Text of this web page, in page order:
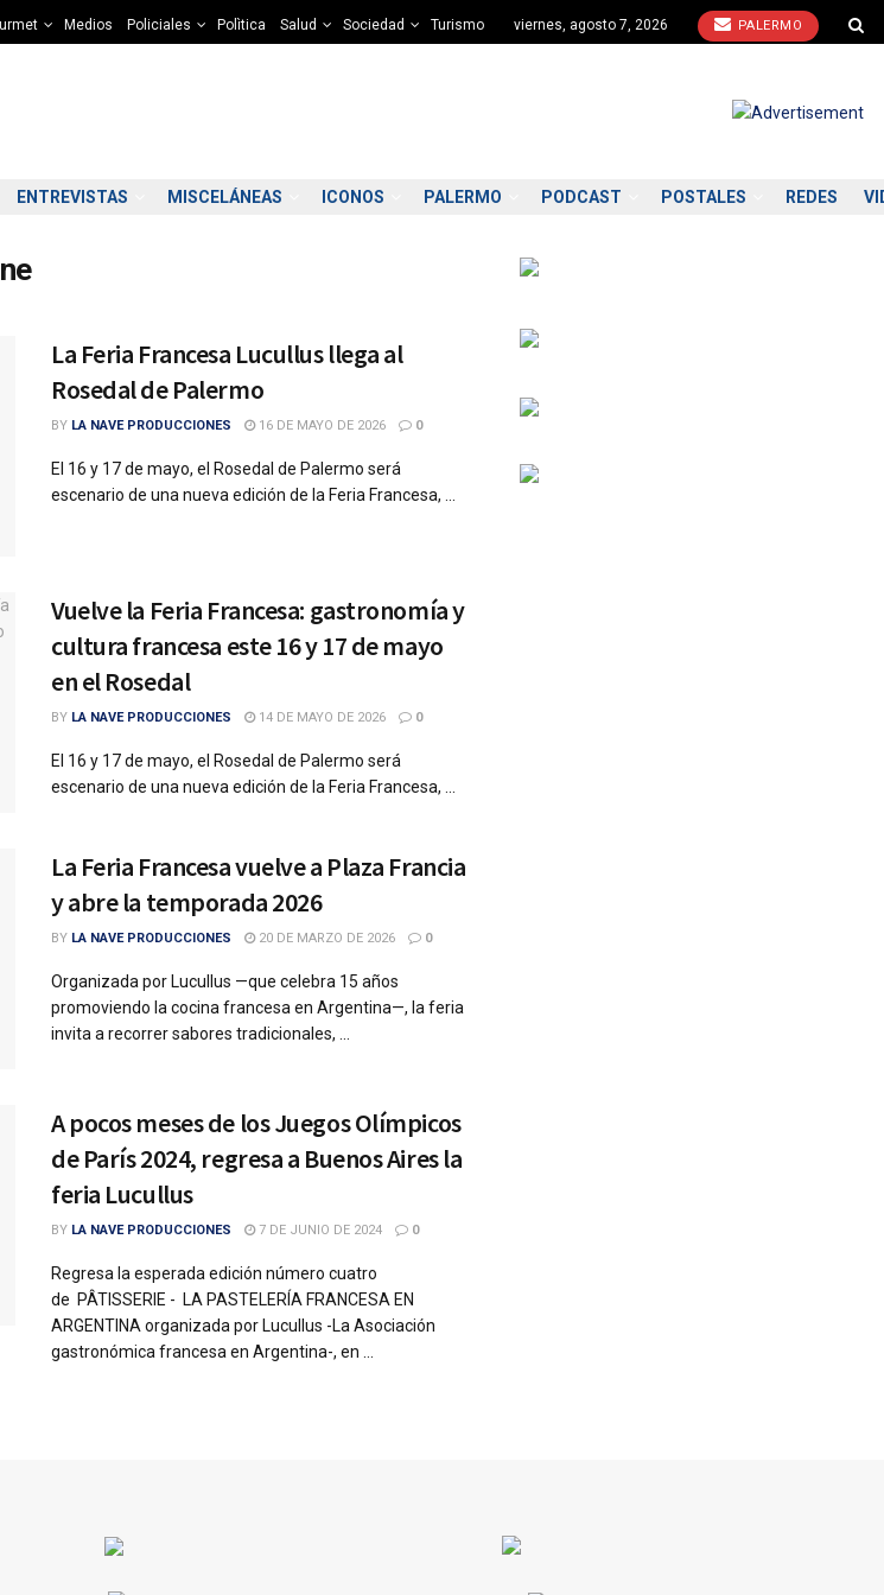
Medios Policiales Polìtica Salud Sociedad Turismo viernes, agosto 7, 2026 PALERMO
ENTREVISTAS MISCELÁNEAS ICONOS PALERMO PODCAST POSTALES REDES
La Feria Francesa Lucullus llega al
Rosedal de Palermo
BY LA NAVE PRODUCCIONES 16 DE MAYO DE 2026 0
El 16 y 17 de mayo, el Rosedal de Palermo será
escenario de una nueva edición de la Feria Francesa, ...
Vuelve la Feria Francesa: gastronomía y
cultura francesa este 16 y 17 de mayo
en el Rosedal
BY LA NAVE PRODUCCIONES 14 DE MAYO DE 2026 0
El 16 y 17 de mayo, el Rosedal de Palermo será
escenario de una nueva edición de la Feria Francesa, ...
La Feria Francesa vuelve a Plaza Francia
y abre la temporada 2026
BY LA NAVE PRODUCCIONES 20 DE MARZO DE 2026 0
Organizada por Lucullus —que celebra 15 años
promoviendo la cocina francesa en Argentina—, la feria
invita a recorrer sabores tradicionales, ...
A pocos meses de los Juegos Olímpicos
de París 2024, regresa a Buenos Aires la
feria Lucullus
BY LA NAVE PRODUCCIONES 7 DE JUNIO DE 2024 0
Regresa la esperada edición número cuatro
de PÂTISSERIE - LA PASTELERÍA FRANCESA EN
ARGENTINA organizada por Lucullus -La Asociación
gastronómica francesa en Argentina-, en ...